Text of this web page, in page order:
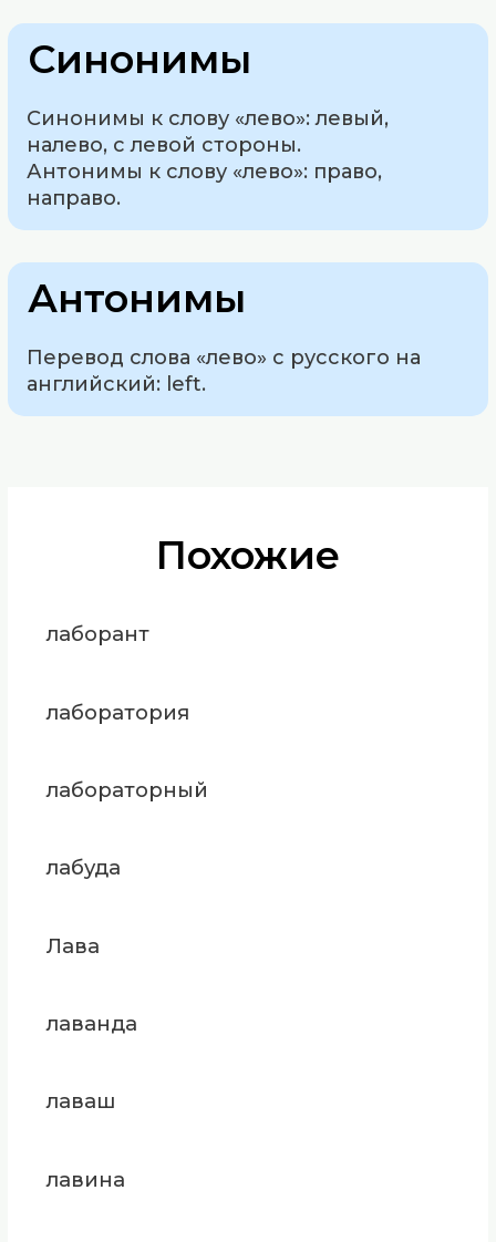
Синонимы
Синонимы к слову «лево»: левый,
налево, с левой стороны.
Антонимы к слову «лево»: право,
направо.
Антонимы
Перевод слова «лево» с русского на
английский: left.
Похожие
лаборант
лаборатория
лабораторный
лабуда
Лава
лаванда
лаваш
лавина